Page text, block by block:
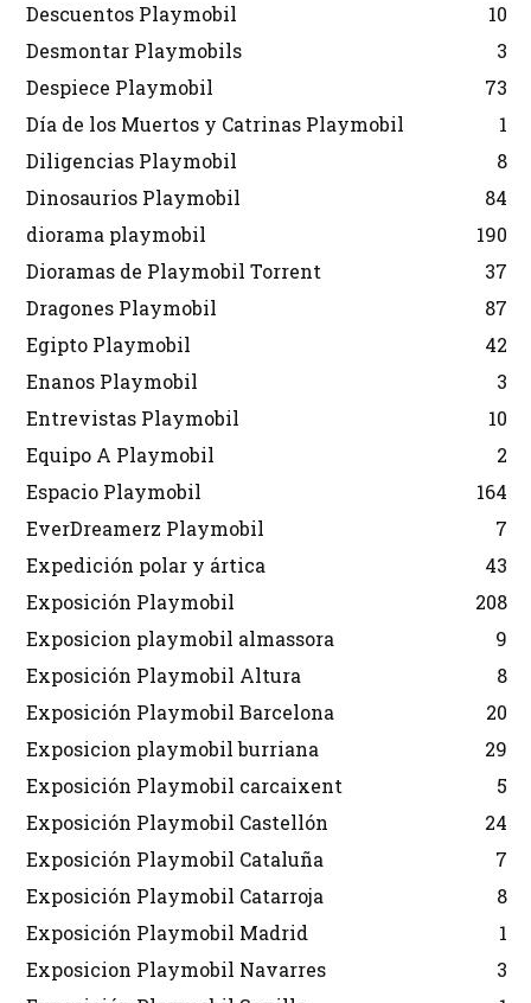
Descuentos Playmobil
10
Desmontar Playmobils
3
Despiece Playmobil
73
Día de los Muertos y Catrinas Playmobil
1
Diligencias Playmobil
8
Dinosaurios Playmobil
84
diorama playmobil
190
Dioramas de Playmobil Torrent
37
Dragones Playmobil
87
Egipto Playmobil
42
Enanos Playmobil
3
Entrevistas Playmobil
10
Equipo A Playmobil
2
Espacio Playmobil
164
EverDreamerz Playmobil
7
Expedición polar y ártica
43
Exposición Playmobil
208
Exposicion playmobil almassora
9
Exposición Playmobil Altura
8
Exposición Playmobil Barcelona
20
Exposicion playmobil burriana
29
Exposición Playmobil carcaixent
5
Exposición Playmobil Castellón
24
Exposición Playmobil Cataluña
7
Exposición Playmobil Catarroja
8
Exposición Playmobil Madrid
1
Exposicion Playmobil Navarres
3